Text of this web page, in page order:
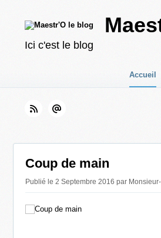
Ici c'est le blog
Accueil
Coup de main
Publié le 2 Septembre 2016 par